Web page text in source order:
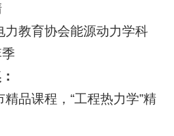
力教育协会能源动力学科
品课程，“工程热力学”精